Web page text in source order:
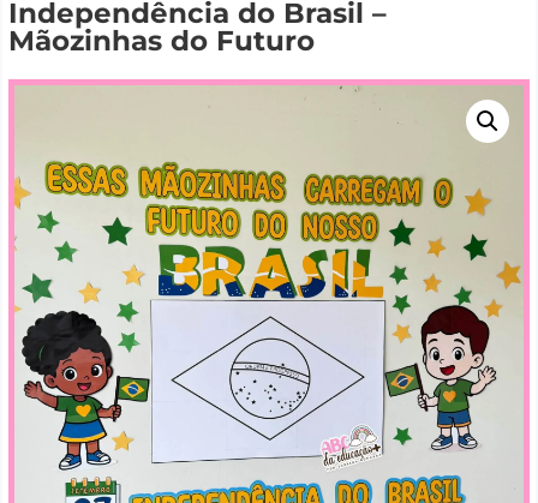
Independência do Brasil –
Mãozinhas do Futuro